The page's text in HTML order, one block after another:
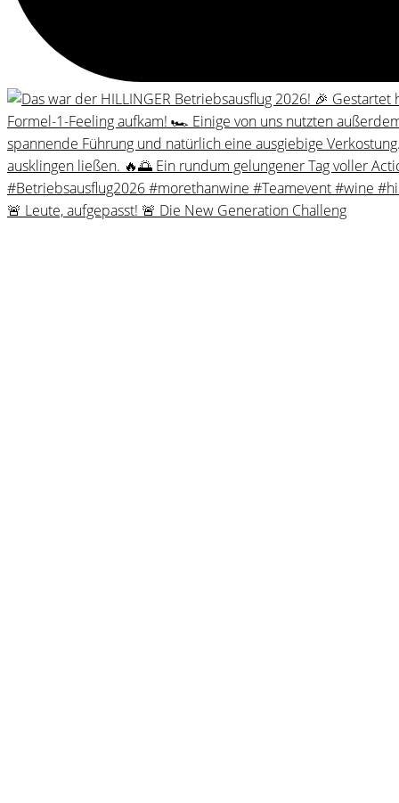
🚨 Leute, aufgepasst! 🚨 Die New Generation Challeng